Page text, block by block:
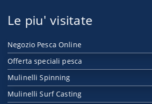
Le piu' visitate
Negozio Pesca Online
Offerta speciali pesca
Mulinelli Spinning
Mulinelli Surf Casting